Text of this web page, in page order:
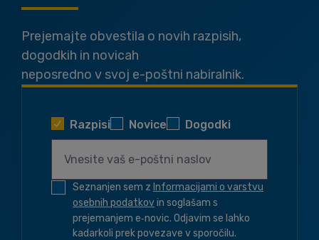
Prejemajte obvestila o novih razpisih,
dogodkih in novicah
neposredno v svoj e-poštni nabiralnik.
Razpisi Novice Dogodki
Seznanjen sem z Informacijami o varstvu
osebnih podatkovin soglašam s
prejemanjem e‑novic. Odjavim se lahko
kadarkoli prek povezave v sporočilu.